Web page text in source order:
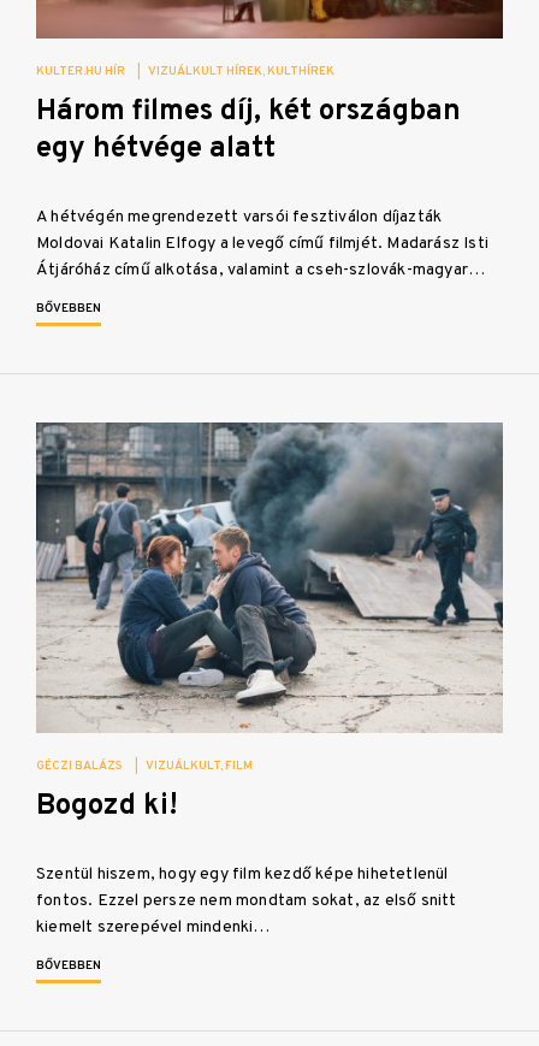
KULTER.HU HÍR VIZUÁLKULT HÍREK KULTHÍREK
Három filmes díj, két országban
egy hétvége alatt
A hétvégén megrendezett varsói fesztiválon díjazták
Moldovai Katalin Elfogy a levegő című filmjét. Madarász Isti
Átjáróház című alkotása, valamint a cseh-szlovák-magyar…
BŐVEBBEN
GÉCZI BALÁZS VIZUÁLKULT FILM
Bogozd ki!
Szentül hiszem, hogy egy film kezdő képe hihetetlenül
fontos. Ezzel persze nem mondtam sokat, az első snitt
kiemelt szerepével mindenki…
BŐVEBBEN